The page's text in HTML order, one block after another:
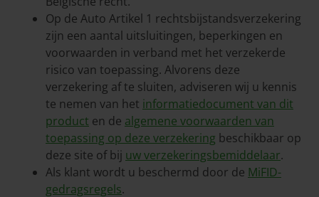
Op de Auto Artikel 1 rechtsbijstandsverzekering
zijn een aantal uitsluitingen, beperkingen en
voorwaarden in verband met het verzekerde
risico van toepassing. Alvorens deze
verzekering af te sluiten, adviseren wij u kennis
te nemen van het informatiedocument van dit
product en de algemene voorwaarden van
toepassing op deze verzekering beschikbaar op
deze site of bij uw verzekeringsbemiddelaar.
Als klant wordt u beschermd door de MiFID-
gedragsregels.